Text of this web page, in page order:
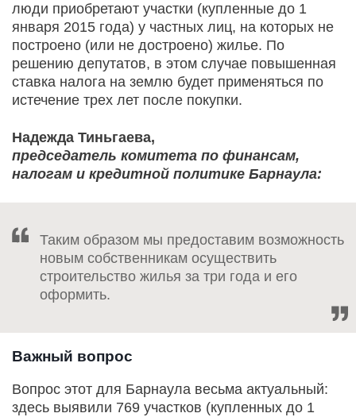
люди приобретают участки (купленные до 1
января 2015 года) у частных лиц, на которых не
построено (или не достроено) жилье. По
решению депутатов, в этом случае повышенная
ставка налога на землю будет применяться по
истечение трех лет после покупки.
Надежда Тиньгаева,
председатель комитета по финансам,
налогам и кредитной политике Барнаула:
Таким образом мы предоставим возможность
новым собственникам осуществить
строительство жилья за три года и его
оформить.
Важный вопрос
Вопрос этот для Барнаула весьма актуальный:
здесь выявили 769 участков (купленных до 1